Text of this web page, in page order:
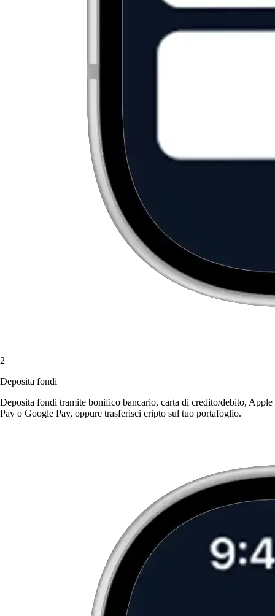
2
Deposita fondi
Deposita fondi tramite bonifico bancario, carta di credito/debito, Apple
Pay o Google Pay, oppure trasferisci cripto sul tuo portafoglio.